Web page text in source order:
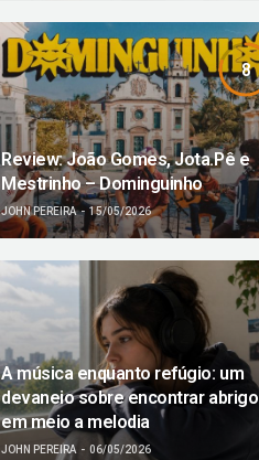
8
Review: João Gomes, Jota.Pê e
Mestrinho – Dominguinho
JOHN PEREIRA 15/05/2026
A música enquanto refúgio: um
devaneio sobre encontrar abrigo
em meio a melodia
JOHN PEREIRA 06/05/2026